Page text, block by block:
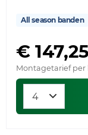
All season banden
€ 147,25
Montagetarief per